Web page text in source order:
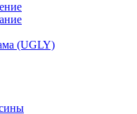
(UGLY)